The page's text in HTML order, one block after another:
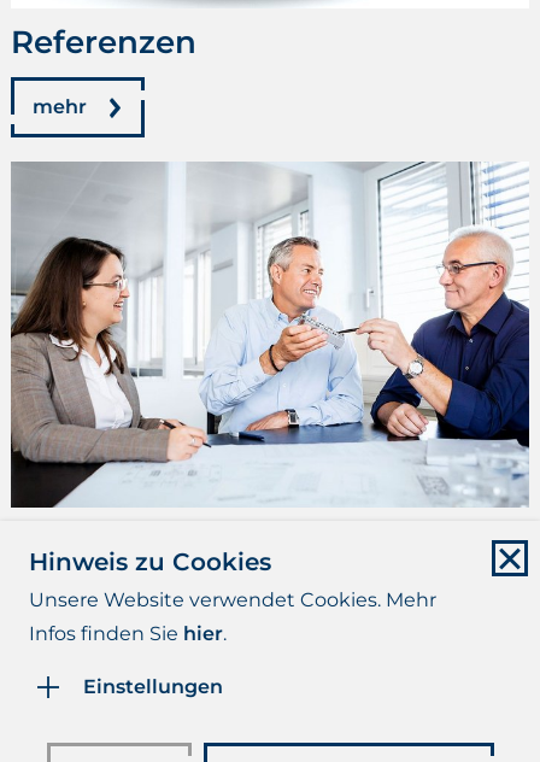
Referenzen
mehr
Beratung & Kontakt
mehr
Impressum Datenschutz
AGB/AVLB
Hinweis zu Cookies
Unsere Website verwendet Cookies. Mehr
Infos finden Sie hier.
Einstellungen